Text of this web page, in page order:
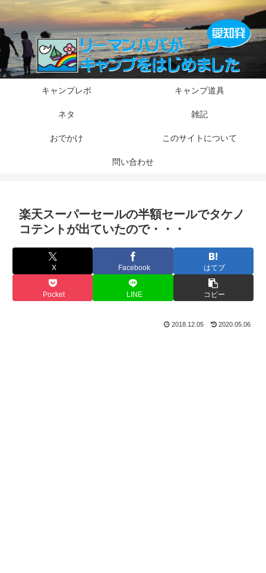
キャンプレポ キャンプ道具
ネタ 雑記
おでかけ このサイトについて
問い合わせ
楽天スーパーセールの半額セールでタケノ
コテントが出ていたので・・・
X Facebook はてブ
Pocket LINE コピー
2018.12.05 2020.05.06